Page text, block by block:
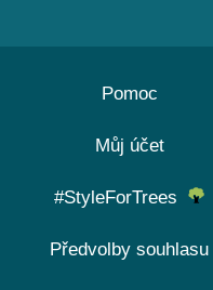
Pomoc
Můj účet
#StyleForTrees
Předvolby souhlasu